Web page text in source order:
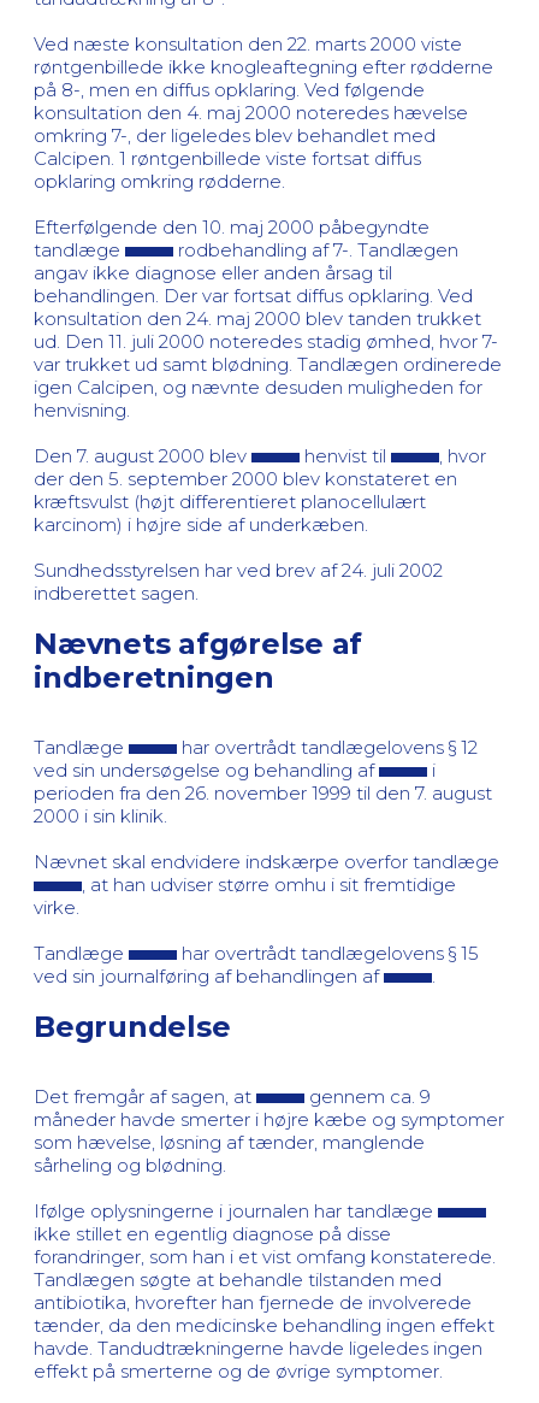
Ved næste konsultation den 22. marts 2000 viste
røntgenbillede ikke knogleaftegning efter rødderne
på 8-, men en diffus opklaring. Ved følgende
konsultation den 4. maj 2000 noteredes hævelse
omkring 7-, der ligeledes blev behandlet med
Calcipen. 1 røntgenbillede viste fortsat diffus
opklaring omkring rødderne.
Efterfølgende den 10. maj 2000 påbegyndte
tandlæge
rodbehandling af 7-. Tandlægen
angav ikke diagnose eller anden årsag til
behandlingen. Der var fortsat diffus opklaring. Ved
konsultation den 24. maj 2000 blev tanden trukket
ud. Den 11. juli 2000 noteredes stadig ømhed, hvor 7-
var trukket ud samt blødning. Tandlægen ordinerede
igen Calcipen, og nævnte desuden muligheden for
henvisning.
Den 7. august 2000 blev
henvist til
, hvor
der den 5. september 2000 blev konstateret en
kræftsvulst (højt differentieret planocellulært
karcinom) i højre side af underkæben.
Sundhedsstyrelsen har ved brev af 24. juli 2002
indberettet sagen.
Nævnets afgørelse af
indberetningen
Tandlæge
har overtrådt tandlægelovens § 12
ved sin undersøgelse og behandling af
i
perioden fra den 26. november 1999 til den 7. august
2000 i sin klinik.
Nævnet skal endvidere indskærpe overfor tandlæge
, at han udviser større omhu i sit fremtidige
virke.
Tandlæge
har overtrådt tandlægelovens § 15
ved sin journalføring af behandlingen af
Begrundelse
Det fremgår af sagen, at
gennem ca. 9
måneder havde smerter i højre kæbe og symptomer
som hævelse, løsning af tænder, manglende
sårheling og blødning.
Ifølge oplysningerne i journalen har tandlæge
ikke stillet en egentlig diagnose på disse
forandringer, som han i et vist omfang konstaterede.
Tandlægen søgte at behandle tilstanden med
antibiotika, hvorefter han fjernede de involverede
tænder, da den medicinske behandling ingen effekt
havde. Tandudtrækningerne havde ligeledes ingen
effekt på smerterne og de øvrige symptomer.